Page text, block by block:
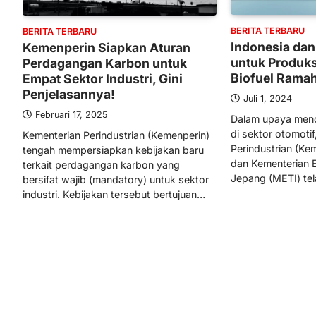
BERITA TERBARU
Kemenperin Siapkan Aturan
Perdagangan Karbon untuk
Empat Sektor Industri, Gini
Penjelasannya!
Februari 17, 2025
Kementerian Perindustrian (Kemenperin)
tengah mempersiapkan kebijakan baru
terkait perdagangan karbon yang
bersifat wajib (mandatory) untuk sektor
industri. Kebijakan tersebut bertujuan…
BERITA TERBARU
Indonesia
untuk
Biofuel
Juli 1, 2024
Dalam upaya
di sektor
Perindustrian
dan Kementerian
Jepang (METI)